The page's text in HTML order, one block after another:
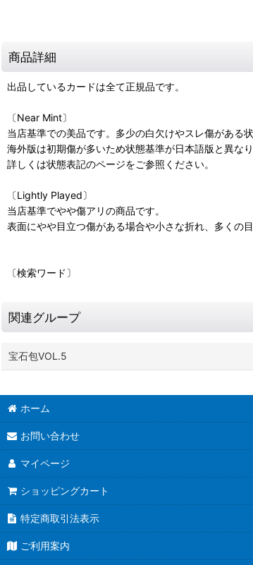
商品詳細
出品しているカードは全て正規品です。
〔Near Mint〕
当店基準での美品です。多少の白欠けやスレ傷がある
海外版は初期傷が多いため状態基準が日本語版と異な
詳しくは状態表記のページをご参照ください。
〔Lightly Played〕
当店基準でやや傷アリの商品です。
表面にやや目立つ傷がある場合や小さな折れ、多くの
〔検索ワード〕
関連グループ
宝石包VOL.5
ホーム
お問い合わせ
マイページ
ショッピングカート
特定商取引法表示
ご利用案内